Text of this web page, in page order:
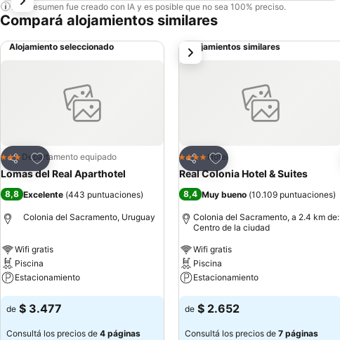
Este resumen fue creado con IA y es posible que no sea 100% preciso.
Compará alojamientos similares
Alojamiento seleccionado
Compartir
Añadir a favoritos
3 EstrellasDepartamento equipado
Lomas del Real Aparthotel
8,8 Excelente (443 puntuaciones)
Colonia del Sacramento, Uruguay
Wifi gratis
Piscina
Estacionamiento
Ver precios
de $ 3.477
Consultá los precios de 4 páginas
Alojamientos similares
Compartir
Añadir a favoritos
4 EstrellasHotel
Real Colonia Hotel & Suites
8,4 Muy bueno (10.109 puntuaciones)
Colonia del Sacramento, a 2.4 km de:
Centro de la ciudad
Wifi gratis
Piscina
Estacionamiento
Ver precios
de $ 2.652
Consultá los precios de 7 páginas
siguiente